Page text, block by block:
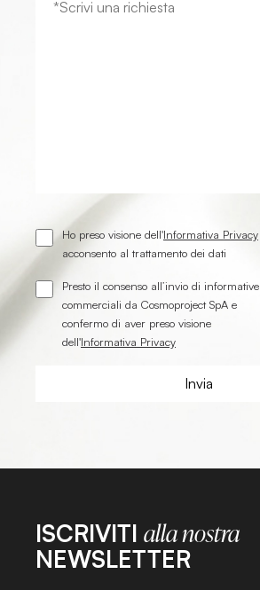
Ho preso visione dell'Informativa Privacy
acconsento al trattamento dei dati
Presto il consenso all’invio di informative
commerciali da Cosmoproject SpA e
confermo di aver preso visione
dell'Informativa Privacy
ISCRIVITI alla nostra
NEWSLETTER